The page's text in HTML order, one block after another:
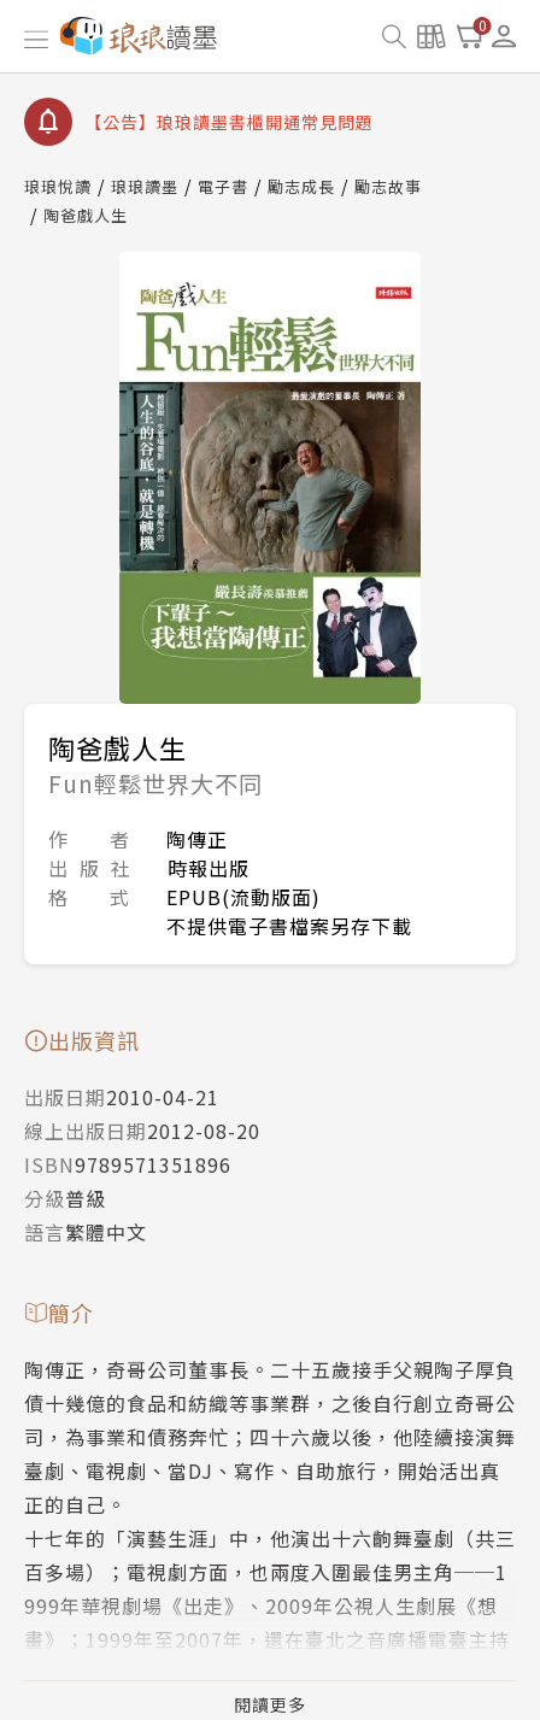
0
【公告】琅琅讀墨數位閱讀資產合併與書櫃開通申請
【公告】琅琅讀墨書櫃開通常見問題
【公告】琅琅讀墨 3 分鐘完成書櫃開通與資產合併申
請圖文教學
查詢
【公告】琅琅讀墨數位閱讀資產合併與書櫃開通申請
琅琅悅讀 琅琅讀墨 電子書 勵志成長
勵志故事
陶爸戲人生
陶爸戲人生
Fun輕鬆世界大不同
作 者
陶傳正
出 版 社
時報出版
格 式
EPUB(流動版面)
不提供電子書檔案另存下載
出版資訊
出版日期2010-04-21
線上出版日期2012-08-20
ISBN9789571351896
分級普級
語言繁體中文
簡介
陶傳正，奇哥公司董事長。二十五歲接手父親陶子厚負
債十幾億的食品和紡織等事業群，之後自行創立奇哥公
司，為事業和債務奔忙；四十六歲以後，他陸續接演舞
臺劇、電視劇、當DJ、寫作、自助旅行，開始活出真
正的自己。
十七年的「演藝生涯」中，他演出十六齣舞臺劇（共三
百多場）；電視劇方面，也兩度入圍最佳男主角──1
999年華視劇場《出走》、2009年公視人生劇展《想
畫》；1999年至2007年，還在臺北之音廣播電臺主持
ack To The 70」、「陶爸On The Road」等西洋音
閱讀更多